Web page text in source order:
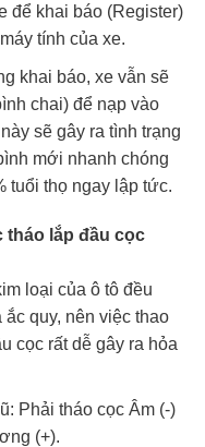
để khai báo (Register)
tính của xe.
khai báo, xe vẫn sẽ
chai) để nạp vào
sẽ gây ra tình trạng
mới nhanh chóng
tuổi thọ ngay lập tức.
tháo lắp đầu cọc
loại của ô tô đều
quy, nên việc thao
cọc rất dễ gây ra hỏa
Phải tháo cọc Âm (-)
(+).